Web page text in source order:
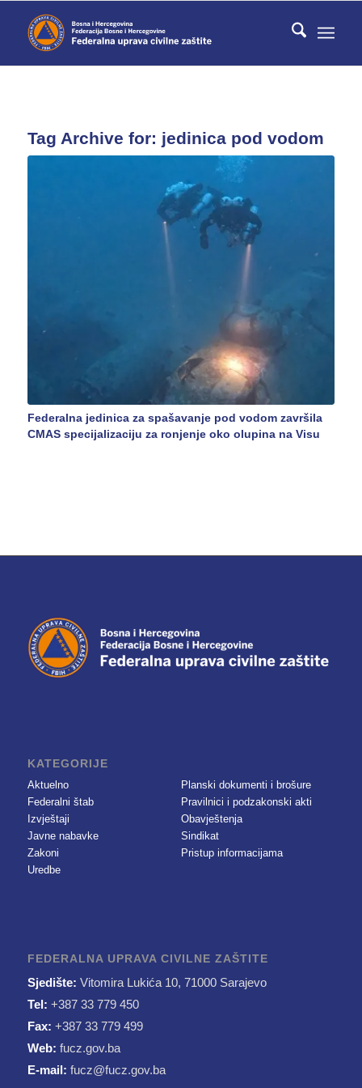
Tag Archive for: jedinica pod vodom
Federalna jedinica za spašavanje pod vodom završila
CMAS specijalizaciju za ronjenje oko olupina na Visu
KATEGORIJE
Aktuelno
Federalni štab
Izvještaji
Javne nabavke
Zakoni
Uredbe
Planski dokumenti i brošure
Pravilnici i podzakonski akti
Obavještenja
Sindikat
Pristup informacijama
FEDERALNA UPRAVA CIVILNE ZAŠTITE
Sjedište: Vitomira Lukića 10, 71000 Sarajevo
Tel: +387 33 779 450
Fax: +387 33 779 499
Web: fucz.gov.ba
E-mail: fucz@fucz.gov.ba